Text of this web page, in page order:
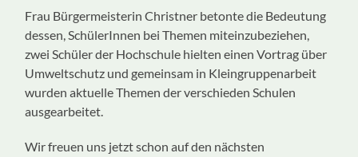
Frau Bürgermeisterin Christner betonte die Bedeutung
dessen, SchülerInnen bei Themen miteinzubeziehen,
zwei Schüler der Hochschule hielten einen Vortrag über
Umweltschutz und gemeinsam in Kleingruppenarbeit
wurden aktuelle Themen der verschieden Schulen
ausgearbeitet.
Wir freuen uns jetzt schon auf den nächsten